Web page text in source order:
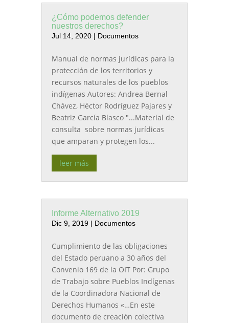
¿Cómo podemos defender
nuestros derechos?
Jul 14, 2020| Documentos
Manual de normas jurídicas para la
protección de los territorios y
recursos naturales de los pueblos
indígenas Autores: Andrea Bernal
Chávez, Héctor Rodríguez Pajares y
Beatriz García Blasco "...Material de
consulta sobre normas jurídicas
que amparan y protegen los...
leer más
Informe Alternativo 2019
Dic 9, 2019| Documentos
Cumplimiento de las obligaciones
del Estado peruano a 30 años del
Convenio 169 de la OIT Por: Grupo
de Trabajo sobre Pueblos Indígenas
de la Coordinadora Nacional de
Derechos Humanos «…En este
documento de creación colectiva